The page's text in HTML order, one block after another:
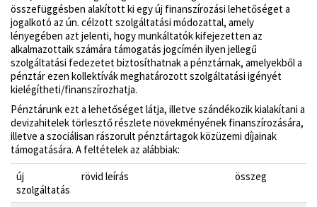
összefüggésben alakított ki egy új finanszírozási lehetőséget a
jogalkotó az ún. célzott szolgáltatási módozattal, amely
lényegében azt jelenti, hogy munkáltatók kifejezetten az
alkalmazottaik számára támogatás jogcímén ilyen jellegű
szolgáltatási fedezetet biztosíthatnak a pénztárnak, amelyekből a
pénztár ezen kollektívák meghatározott szolgáltatási igényét
kielégítheti/finanszírozhatja.
Pénztárunk ezt a lehetőséget látja, illetve szándékozik kialakítani a
devizahitelek törlesztő részlete növekményének finanszírozására,
illetve a szociálisan rászorult pénztártagok közüzemi díjainak
támogatására. A feltételek az alábbiak:
új
szolgáltatás
rövid leírás összeg